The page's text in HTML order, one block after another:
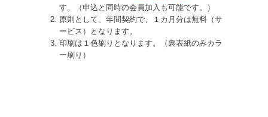
す。（申込と同時の会員加入も可能です。）
原則として、年間契約で、１カ月分は無料（サ
ービス）となります。
印刷は１色刷りとなります。（裏表紙のみカラ
ー刷り）